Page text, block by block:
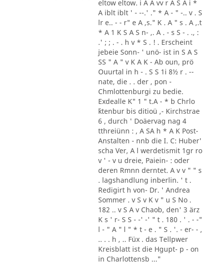
eltow eltow. i A A vv r A S A i *
A iblt iblt ' - --.' ." * A - " -.. v . S
lr e.. - - r" e A ,s." K . A " s . A ,.t
* A 1 K S A S n- ,. A . - s S - . ., :
.' ; ; . - . h v * S . ! . Erscheint
jebeie Sonn- ' unö- ist in S A S
SS " A " v K A K - Ab oun, prö
Ouurtal in h - . S S 1i 8½ r . --
nate, die . . der , pon -
Chmlottenburgi zu bedie.
Exdealle K" 1 " t.A - * b Chrlo
´ktenbur bis ditioü ,- Kirchstrae
6 , durch ' Doäervag nag 4
tthreiünn : , A SA h * A K Post-
Anstalten - nnb die I. C: Huber'
scha Ver, A l werdetismit 1gr ro
v ' - v u dreie, Paiein- : oder
deren Rmnn derntet. A v v " " s
. lagshandlung inberlin. ' t .
Redigirt h von- Dr. ' Andrea
Sommer . v S v K v " u S No .
182 .. v S A v Chaob, den' 3 ärz
K s ' r- S S - -' -' " t . 180 . ' . - -"
l - " A " l " * t - e . " S . '. - er- - ,
.. . . h , .. Füx . das Tellpwer
Kreisblatt ist die Hgupt- p - on
in Charlottensb ..."